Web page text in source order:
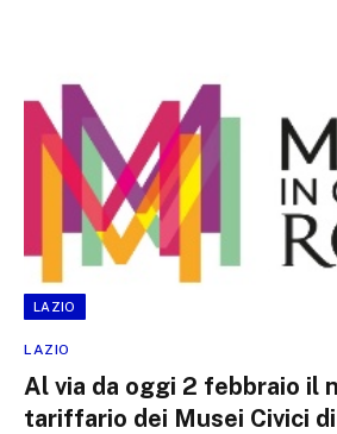
LAZIO
LAZIO
Al via da oggi 2 febbraio il
tariffario dei Musei Civici